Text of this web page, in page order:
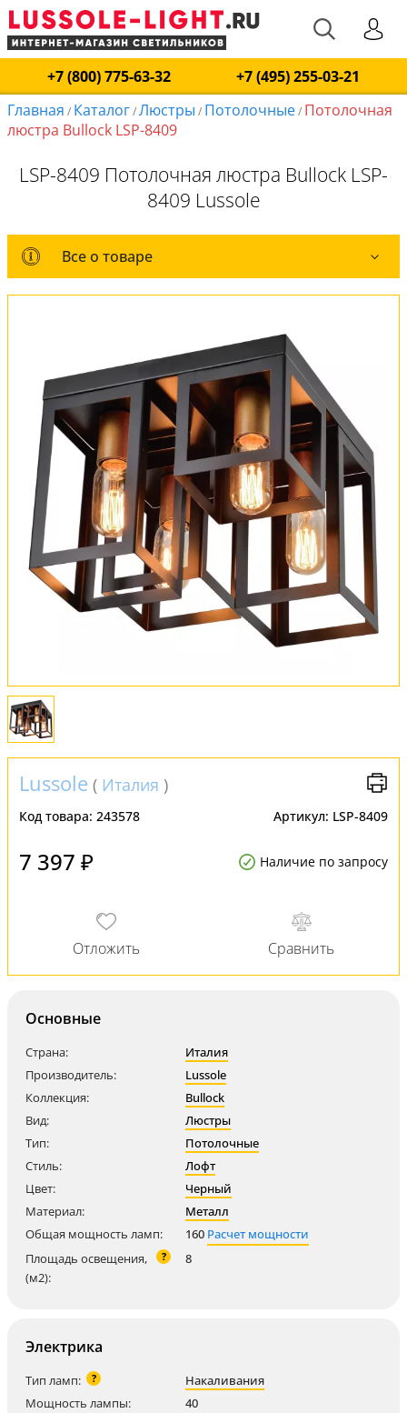
+7 (800) 775-63-32
+7 (495) 255-03-21
Главная / Каталог/Люстры / Потолочные/ Потолочная
люстра Bullock LSP-8409
LSP-8409 Потолочная люстра Bullock LSP-
8409 Lussole
Все о товаре
Все о товаре
Вся коллекция
Оплата и доставка
Обмен и возврат
Установка
FAQ
Отзывы
Lussole ( Италия )
Код товара: 243578 Артикул: LSP-8409
7 397 ₽ Наличие по запросу
Основные
Страна:
Италия
Производитель:
Lussole
Коллекция:
Bullock
Вид:
Люстры
Тип:
Потолочные
Стиль:
Лофт
Цвет:
Черный
Материал:
Металл
Общая мощность ламп:
160 Расчет мощности
Площадь освещения,
(м2):
? 8
Электрика
Тип ламп: ?
Накаливания
Мощность лампы:
40